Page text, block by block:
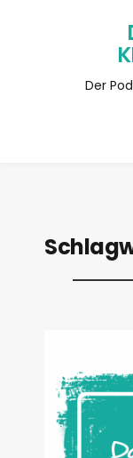
Der